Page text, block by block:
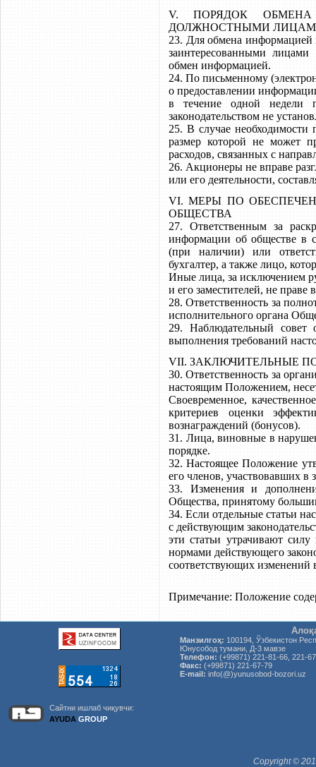
V. ПОРЯДОК
ДОЛЖНОСТНЫМИ
23. Для обмена
заинтересованными лицами
обмен информацией.
24. По письменному
о предоставлении
в течение одной недели
законодательством не
25. В случае необходимости
размер которой не может
расходов, связанных с
26. Акционеры не вправе
или его деятельности,
VI. МЕРЫ ПО
ОБЩЕСТВА
27. Ответственным за
информации об обществе в
(при наличии) или
бухгалтер, а также лицо,
Иные лица, за исключением
и его заместителей, не
28. Ответственность за
исполнительного органа
29. Наблюдательный совет
выполнения требований
VII. ЗАКЛЮЧИТЕЛЬНЫЕ
30. Ответственность за
настоящим Положением,
Своевременное,
критериев оценки
вознаграждений (бонусов).
31. Лица, виновные в
порядке.
32. Настоящее Положение
его членов, участвовавших в
33. Изменения и
Общества, принятому
34. Если отдельные статьи
с действующим
эти статьи утрачивают
нормами действующего
соответствующих изменений
Примечание: Положение
Сайтни ишлаб чиқувчи:
AYUDA GROUP
Манзилгоҳ: 100194, Ўзбекистон
Юнусобод тумани, Д-3 мавзе
Телефон: (+99871) 221-81-66, 221-
Факс: (+99871) 221-67-79
E-mail: info(@)yunusobod-bozori.uz
Copyright ©